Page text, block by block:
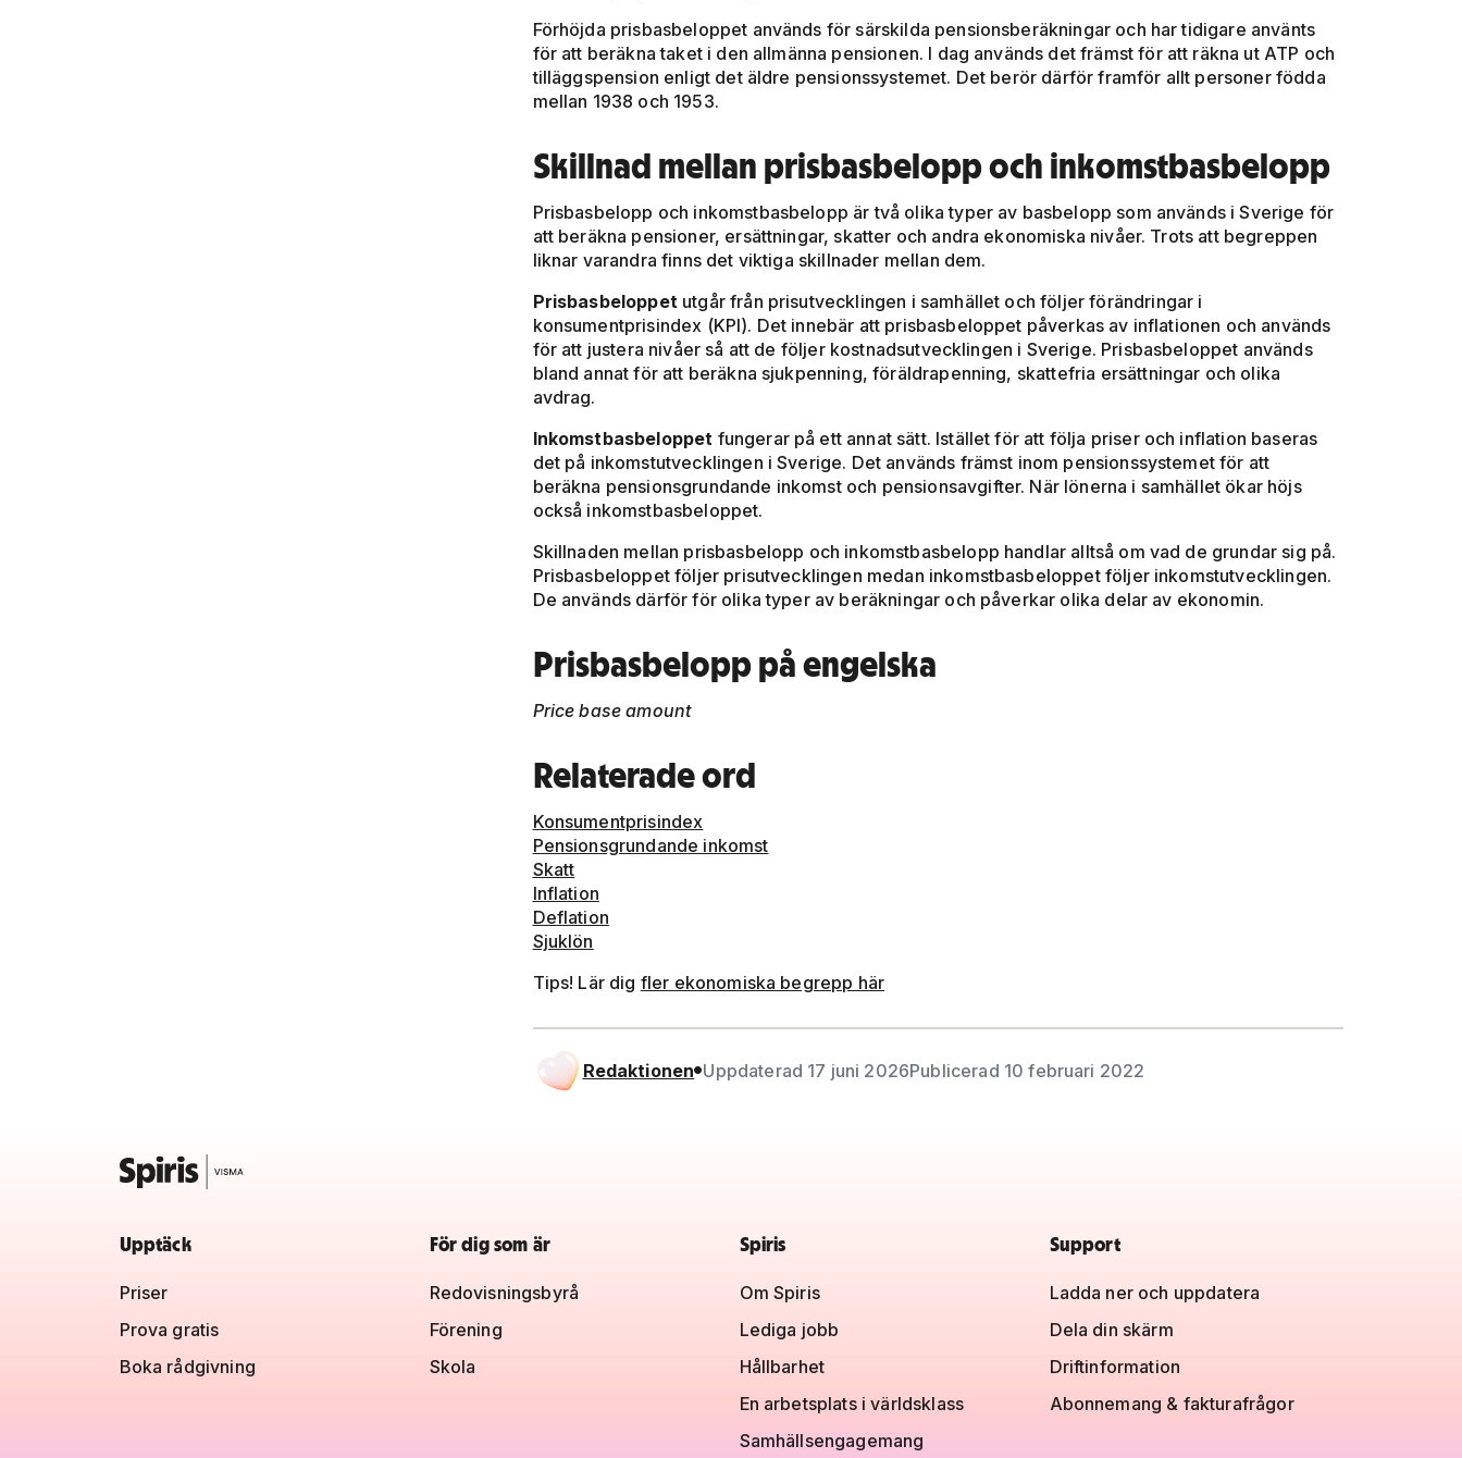
Förhöjda prisbasbeloppet används för särskilda pensionsberäkningar och har tidigare använts
för att beräkna taket i den allmänna pensionen. I dag används det främst för att räkna ut ATP och
tilläggspension enligt det äldre pensionssystemet. Det berör därför framför allt personer födda
mellan 1938 och 1953.
Skillnad mellan prisbasbelopp och inkomstbasbelopp
Prisbasbelopp och inkomstbasbelopp är två olika typer av basbelopp som används i Sverige för
att beräkna pensioner, ersättningar, skatter och andra ekonomiska nivåer. Trots att begreppen
liknar varandra finns det viktiga skillnader mellan dem.
Prisbasbeloppet utgår från prisutvecklingen i samhället och följer förändringar i
konsumentprisindex (KPI). Det innebär att prisbasbeloppet påverkas av inflationen och används
för att justera nivåer så att de följer kostnadsutvecklingen i Sverige. Prisbasbeloppet används
bland annat för att beräkna sjukpenning, föräldrapenning, skattefria ersättningar och olika
avdrag.
Inkomstbasbeloppet fungerar på ett annat sätt. Istället för att följa priser och inflation baseras
det på inkomstutvecklingen i Sverige. Det används främst inom pensionssystemet för att
beräkna pensionsgrundande inkomst och pensionsavgifter. När lönerna i samhället ökar höjs
också inkomstbasbeloppet.
Skillnaden mellan prisbasbelopp och inkomstbasbelopp handlar alltså om vad de grundar sig på.
Prisbasbeloppet följer prisutvecklingen medan inkomstbasbeloppet följer inkomstutvecklingen.
De används därför för olika typer av beräkningar och påverkar olika delar av ekonomin.
Prisbasbelopp på engelska
Price base amount
Relaterade ord
Konsumentprisindex
Pensionsgrundande inkomst
Skatt
Inflation
Deflation
Sjuklön
Tips! Lär dig fler ekonomiska begrepp här
Redaktionen Uppdaterad 17 juni 2026Publicerad 10 februari 2022
Upptäck
Priser
Prova gratis
Boka rådgivning
För dig som är
Redovisningsbyrå
Förening
Skola
Spiris
Om Spiris
Lediga jobb
Hållbarhet
En arbetsplats i världsklass
Samhällsengagemang
Support
Ladda ner och uppdatera
Dela din skärm
Driftinformation
Abonnemang & fakturafrågor